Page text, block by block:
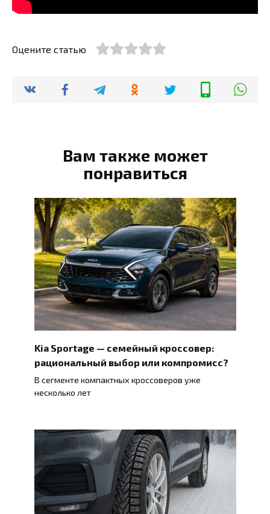
Оцените статью
Вам также может
понравиться
Kia Sportage — семейный кроссовер:
рациональный выбор или компромисс?
В сегменте компактных кроссоверов уже
несколько лет